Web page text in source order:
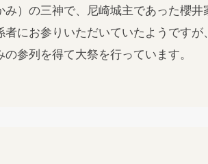
）の三神で、尼崎城主であった櫻井
にお参りいただいていたようですが
参列を得て大祭を行っています。